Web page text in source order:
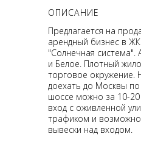
ОПИСАНИЕ
Предлагается на
арендный бизнес в
"Солнечная система".
и Белое. Плотный
торговое окружение.
доехать до Москвы
шоссе можно за 10-
вход с оживленной
трафиком и
вывески над входом.